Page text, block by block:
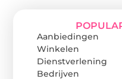
Aanbiedingen
Winkelen
Dienstverlening
Bedrijven